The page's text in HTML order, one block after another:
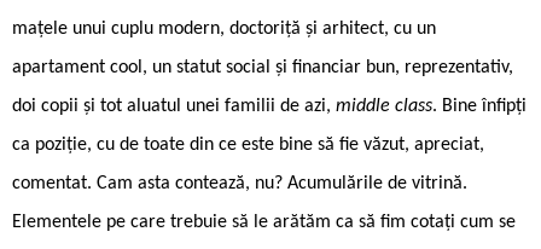
mațele unui cuplu modern, doctoriță și arhitect, cu un
apartament cool, un statut social și financiar bun, reprezentativ,
doi copii și tot aluatul unei familii de azi, middle class. Bine înfipți
ca poziție, cu de toate din ce este bine să fie văzut, apreciat,
comentat. Cam asta contează, nu? Acumulările de vitrină.
Elementele pe care trebuie să le arătăm ca să fim cotați cum se